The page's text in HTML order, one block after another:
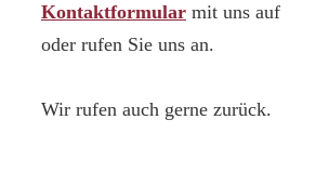
Kontaktformular mit uns auf
oder rufen Sie uns an.
Wir rufen auch gerne zurück.